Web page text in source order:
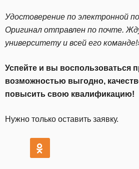
Удостоверение по электронной
Оригинал отправлен по почте.
университету и всей его
Успейте и вы воспользоваться
возможностью выгодно,
повысить свою квалификацию!
Нужно только оставить заявку.